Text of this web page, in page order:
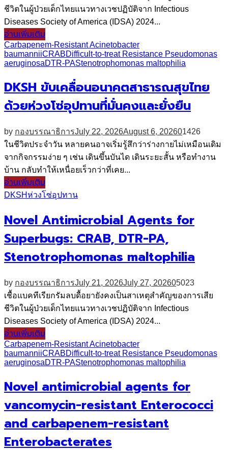
ชีวิตในผู้ป่วยเด็กไทยแนวทางเวชปฏิบัติจาก Infectious
Diseases Society of America (IDSA) 2024...
อ่านเพิ่มเติม
Carbapenem-Resistant Acinetobacter
baumanniiCRABDifficult-to-treat Resistance Pseudomonas
aeruginosaDTR-PAStenotrophomonas maltophilia
DKSH ขับเคลื่อนอนาคตสาธารณสุขไทย
ด้วยห่วงโซ่อุปทานที่มั่นคงและยั่งยืน
by กองบรรณาธิการJuly 22, 2026August 6, 202601426
ในชีวิตประจำวัน หลายคนอาจเริ่มรู้สึกว่าร่างกายไม่เหมือนเดิม
จากกิจกรรมง่าย ๆ เช่น เดินขึ้นบันได เดินระยะสั้น หรือทำงาน
บ้าน กลับทำให้เหนื่อยเร็วกว่าที่เคย...
อ่านเพิ่มเติม
DKSHห่วงโซ่อุปทาน
Novel Antimicrobial Agents for
Superbugs: CRAB, DTR-PA,
Stenotrophomonas maltophilia
by กองบรรณาธิการJuly 21, 2026July 27, 202605023
เชื้อแบคทีเรียกรัมลบดื้อยายังคงเป็นสาเหตุสำคัญของการเสีย
ชีวิตในผู้ป่วยเด็กไทยแนวทางเวชปฏิบัติจาก Infectious
Diseases Society of America (IDSA) 2024...
อ่านเพิ่มเติม
Carbapenem-Resistant Acinetobacter
baumanniiCRABDifficult-to-treat Resistance Pseudomonas
aeruginosaDTR-PAStenotrophomonas maltophilia
Novel antimicrobial agents for
vancomycin-resistant Enterococci
and carbapenem-resistant
Enterobacterates